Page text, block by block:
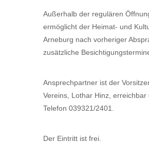
Außerhalb der regulären
ermöglicht der Heimat- und
Arneburg nach vorheriger
zusätzliche
Ansprechpartner ist der
Vereins, Lothar Hinz, erreichbar
Telefon 039321/2401.
Der Eintritt ist frei.